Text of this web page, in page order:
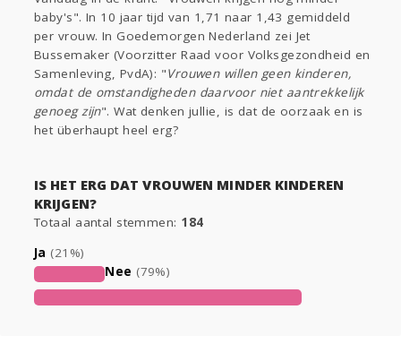
Viva zoekt
Gevraagd
Horen Doen
Lezen
baby's". In 10 jaar tijd van 1,71 naar 1,43 gemiddeld
per vrouw. In Goedemorgen Nederland zei Jet
Bussemaker (Voorzitter Raad voor Volksgezondheid en
Samenleving, PvdA): "Vrouwen willen geen kinderen,
omdat de omstandigheden daarvoor niet aantrekkelijk
genoeg zijn". Wat denken jullie, is dat de oorzaak en is
het überhaupt heel erg?
IS HET ERG DAT VROUWEN MINDER KINDEREN
KRIJGEN?
Totaal aantal stemmen: 184
Ja (21%)
Nee (79%)